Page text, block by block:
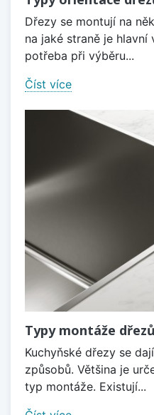
Dřezy se montují na
na jaké straně je hlavní
potřeba při výběru...
Číst více
Typy montáže dřezů
Kuchyňské dřezy se
způsobů. Většina je
typ montáže. Existují...